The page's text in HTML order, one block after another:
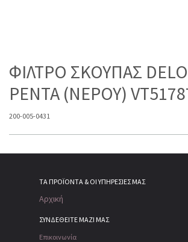
ΦΙΛΤΡΟ ΣΚΟΥΠΑΣ
PENTA (NEPOY)
200-005-0431
ΤΑ ΠΡΟΪΌΝΤΑ & ΟΙ ΥΠΗΡΕΣΊΕΣ ΜΑΣ
Αρχική
ΣΥΝΔΕΘΕΙΤΕ ΜΑΖΙ ΜΑΣ
Επικοινωνία